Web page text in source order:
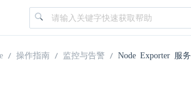
操作指南 监控与告警 Node Exporter 服务